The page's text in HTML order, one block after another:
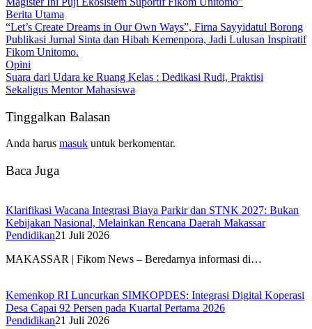
Berita Utama
“Let’s Create Dreams in Our Own Ways”, Firna Sayyidatul Borong
Publikasi Jurnal Sinta dan Hibah Kemenpora, Jadi Lulusan Inspiratif
Fikom Unitomo.
Opini
Suara dari Udara ke Ruang Kelas : Dedikasi Rudi, Praktisi
Sekaligus Mentor Mahasiswa
Tinggalkan Balasan
Anda harus masuk untuk berkomentar.
Baca Juga
Klarifikasi Wacana Integrasi Biaya Parkir dan STNK 2027: Bukan
Kebijakan Nasional, Melainkan Rencana Daerah Makassar
Pendidikan21 Juli 2026
MAKASSAR | Fikom News – Beredarnya informasi di…
Kemenkop RI Luncurkan SIMKOPDES: Integrasi Digital Koperasi
Desa Capai 92 Persen pada Kuartal Pertama 2026
Pendidikan21 Juli 2026